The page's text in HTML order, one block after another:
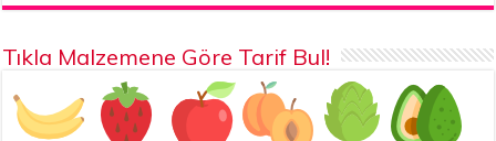
Tıkla Malzemene Göre Tarif Bul!